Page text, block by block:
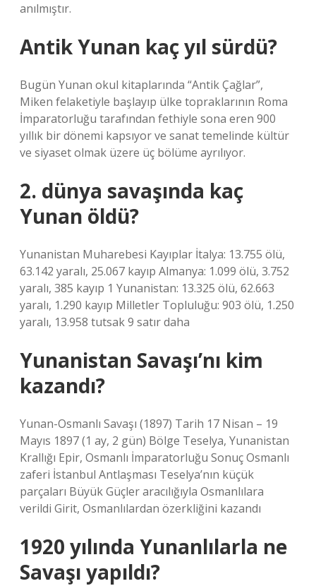
anılmıştır.
Antik Yunan kaç yıl sürdü?
Bugün Yunan okul kitaplarında “Antik Çağlar”,
Miken felaketiyle başlayıp ülke topraklarının Roma
İmparatorluğu tarafından fethiyle sona eren 900
yıllık bir dönemi kapsıyor ve sanat temelinde kültür
ve siyaset olmak üzere üç bölüme ayrılıyor.
2. dünya savaşında kaç
Yunan öldü?
Yunanistan Muharebesi Kayıplar İtalya: 13.755 ölü,
63.142 yaralı, 25.067 kayıp Almanya: 1.099 ölü, 3.752
yaralı, 385 kayıp 1 Yunanistan: 13.325 ölü, 62.663
yaralı, 1.290 kayıp Milletler Topluluğu: 903 ölü, 1.250
yaralı, 13.958 tutsak 9 satır daha
Yunanistan Savaşı’nı kim
kazandı?
Yunan-Osmanlı Savaşı (1897) Tarih 17 Nisan – 19
Mayıs 1897 (1 ay, 2 gün) Bölge Teselya, Yunanistan
Krallığı Epir, Osmanlı İmparatorluğu Sonuç Osmanlı
zaferi İstanbul Antlaşması Teselya’nın küçük
parçaları Büyük Güçler aracılığıyla Osmanlılara
verildi Girit, Osmanlılardan özerkliğini kazandı
1920 yılında Yunanlılarla ne
Savaşı yapıldı?